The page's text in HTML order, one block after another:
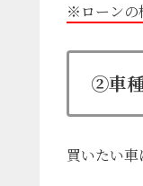
※ローンの
②車
買いたい車